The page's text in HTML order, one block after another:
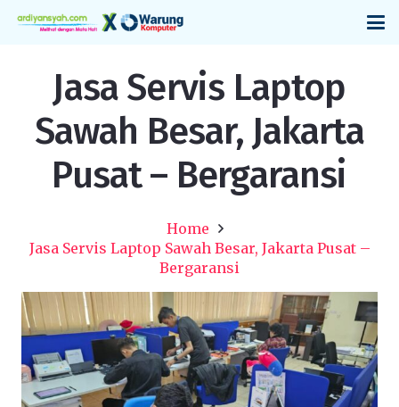
Jasa Servis Laptop
Sawah Besar, Jakarta
Pusat – Bergaransi
Home
Jasa Servis Laptop Sawah Besar, Jakarta Pusat –
Bergaransi